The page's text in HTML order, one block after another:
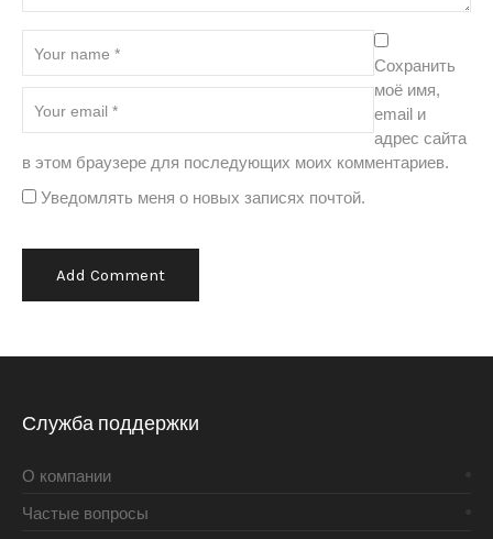
Сохранить
моё имя,
email и
адрес сайта
в этом браузере для последующих моих комментариев.
Уведомлять меня о новых записях почтой.
Служба поддержки
О компании
Частые вопросы